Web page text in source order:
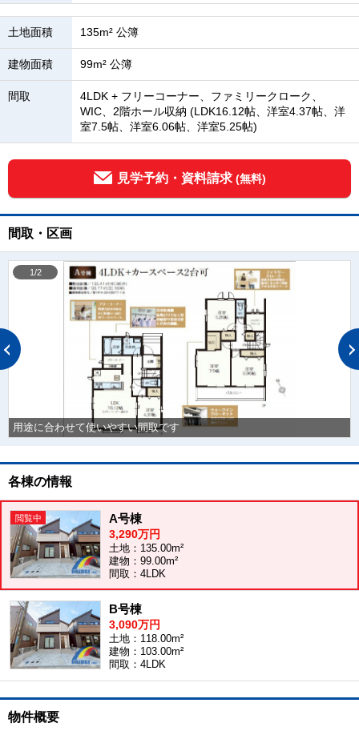
土地面積 135m² 公簿
建物面積 99m² 公簿
間取
4LDK + フリーコーナー、ファミリークローク、
WIC、2階ホール収納 (LDK16.12帖、洋室4.37帖、洋
室7.5帖、洋室6.06帖、洋室5.25帖)
見学予約・資料請求 (無料)
間取・区画
用途に合わせて使いやすい間取です
1/2
各棟の情報
A号棟
3,290万円
土地：135.00m²
建物：99.00m²
間取：4LDK
B号棟
3,090万円
土地：118.00m²
建物：103.00m²
間取：4LDK
物件概要